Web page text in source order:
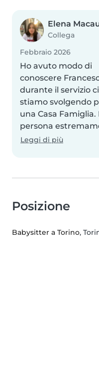
Elena
Collega
Febbraio 2026
Ho avuto modo di
conoscere
durante il servizio
stiamo svolgendo
una Casa Famiglia.
persona
Leggi di più
Posizione
Babysitter a Torino,